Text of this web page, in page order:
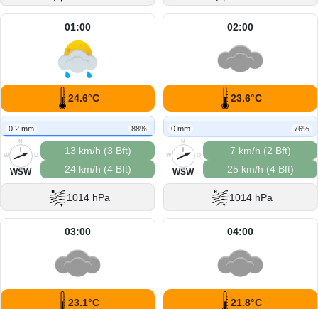
01:00
24.6°C
0.2 mm 88%
N
O
S
W
WSW
13 km/h (3 Bft)
24 km/h (4 Bft)
1014 hPa
02:00
23.6°C
0 mm 76%
N
O
S
W
WSW
7 km/h (2 Bft)
25 km/h (4 Bft)
1014 hPa
03:00
23.1°C
04:00
21.8°C